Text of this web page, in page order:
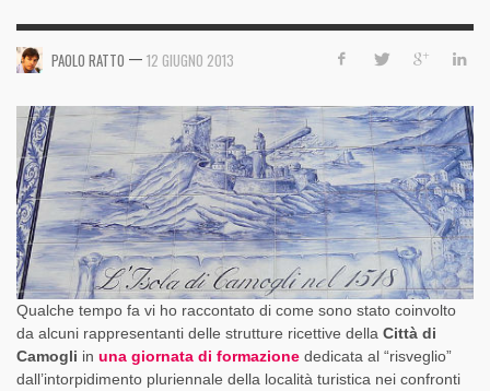
PAOLO RATTO — 12 GIUGNO 2013
Qualche tempo fa vi ho raccontato di come sono stato coinvolto
da alcuni rappresentanti delle strutture ricettive della Città di
Camogli in una giornata di formazione dedicata al “risveglio”
dall’intorpidimento pluriennale della località turistica nei confronti